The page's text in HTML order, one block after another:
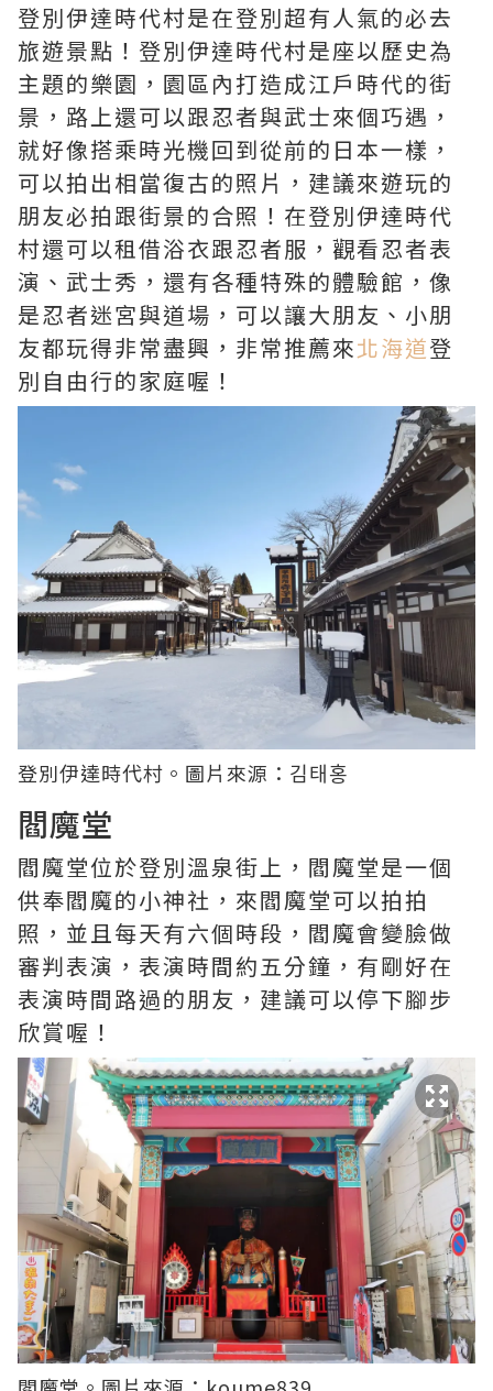
登別伊達時代村是在登別超有人氣的必去
旅遊景點！登別伊達時代村是座以歷史為
主題的樂園，園區內打造成江戶時代的街
景，路上還可以跟忍者與武士來個巧遇，
就好像搭乘時光機回到從前的日本一樣，
可以拍出相當復古的照片，建議來遊玩的
朋友必拍跟街景的合照！在登別伊達時代
村還可以租借浴衣跟忍者服，觀看忍者表
演、武士秀，還有各種特殊的體驗館，像
是忍者迷宮與道場，可以讓大朋友、小朋
友都玩得非常盡興，非常推薦來北海道登
別自由行的家庭喔！
登別伊達時代村。圖片來源： 김태홍
閻魔堂
閻魔堂位於登別溫泉街上，閻魔堂是一個
供奉閻魔的小神社，來閻魔堂可以拍拍
照，並且每天有六個時段，閻魔會變臉做
審判表演，表演時間約五分鐘，有剛好在
表演時間路過的朋友，建議可以停下腳步
欣賞喔！